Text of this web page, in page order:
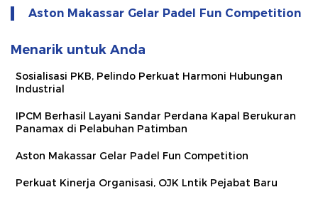
Aston Makassar Gelar Padel Fun Competition
Menarik untuk Anda
Sosialisasi PKB, Pelindo Perkuat Harmoni Hubungan
Industrial
IPCM Berhasil Layani Sandar Perdana Kapal Berukuran
Panamax di Pelabuhan Patimban
Aston Makassar Gelar Padel Fun Competition
Perkuat Kinerja Organisasi, OJK Lntik Pejabat Baru